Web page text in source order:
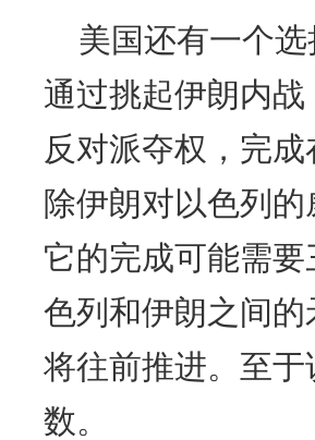
美国还有一个
通过挑起伊朗内
反对派夺权，完
除伊朗对以色列
它的完成可能需
色列和伊朗之间
将往前推进。至
数。